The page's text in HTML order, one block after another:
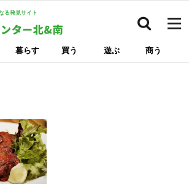
る発見サイト
暮らす 買う 遊ぶ 商う